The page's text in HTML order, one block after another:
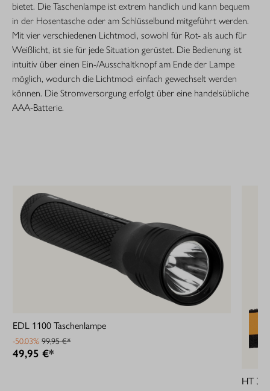
bietet. Die Taschenlampe ist extrem handlich und kann bequem
in der Hosentasche oder am Schlüsselbund mitgeführt werden.
Mit vier verschiedenen Lichtmodi, sowohl für Rot- als auch für
Weißlicht, ist sie für jede Situation gerüstet. Die Bedienung ist
intuitiv über einen Ein-/Ausschaltknopf am Ende der Lampe
möglich, wodurch die Lichtmodi einfach gewechselt werden
können. Die Stromversorgung erfolgt über eine handelsübliche
AAA-Batterie.
EDL 1100 Taschenlampe
-50.03% 99,95 €*
49,95 €*
HT